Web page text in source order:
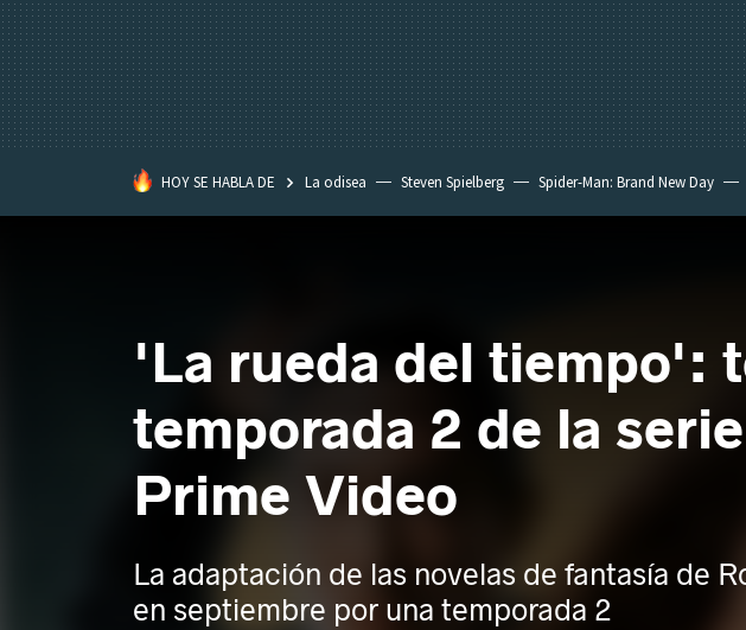
HOY SE HABLA DE La odisea Steven Spielberg Spider-Man: Brand New Day
'La rueda del tiempo':
temporada 2 de la
Prime Video
La adaptación de las novelas de fantasía de
en septiembre por una temporada 2